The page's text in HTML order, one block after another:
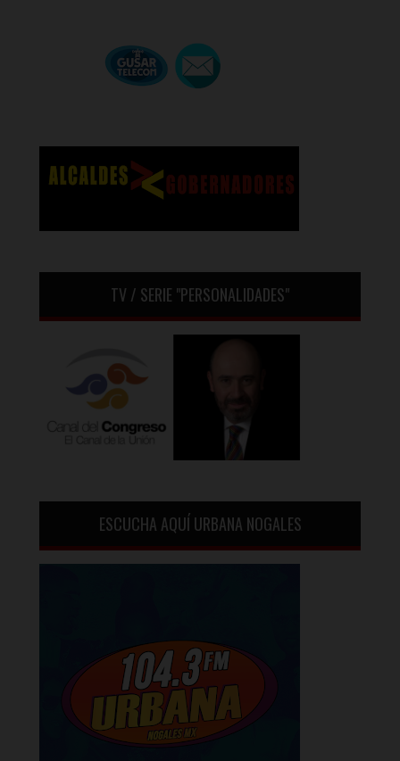
TV / SERIE "PERSONALIDADES"
ESCUCHA AQUÍ URBANA NOGALES